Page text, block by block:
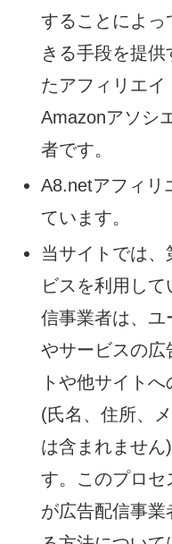
することによっ
きる手段を提
たアフィリエイ
Amazonアソシ
者です。
A8.netアフィリ
ています。
当サイトでは
ビスを利用し
信事業者は、ユ
やサービスの広
トや他サイト
(氏名、住所、
は含まれません
す。このプロセ
が広告配信事